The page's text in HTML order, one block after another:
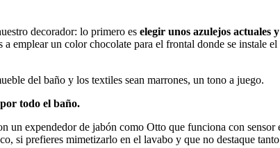
decorador: lo primero es elegir unos azulejos actuales
emplear un color chocolate para el frontal donde se instale
del baño y los textiles sean marrones, un tono a juego.
todo el baño.
un expendedor de jabón como Otto que funciona con sensor
si prefieres mimetizarlo en el lavabo y que no destaque